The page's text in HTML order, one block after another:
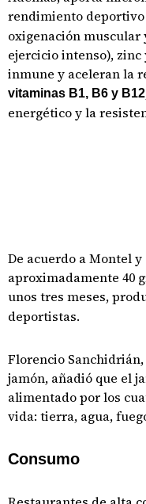
rendimiento deportivo
oxigenación
ejercicio intenso),
inmune y aceleran la
vitaminas B1, B6 y B12
energético y la
De acuerdo a Montel
aproximadamente 40
unos tres meses,
deportistas.
Florencio
jamón, añadió que el
alimentado por los
vida: tierra, agua,
Consumo